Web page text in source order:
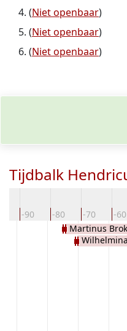
(Niet openbaar)
(Niet openbaar)
(Niet openbaar)
Tijdbalk
-90 -80 -70 -60
Martinus Brok